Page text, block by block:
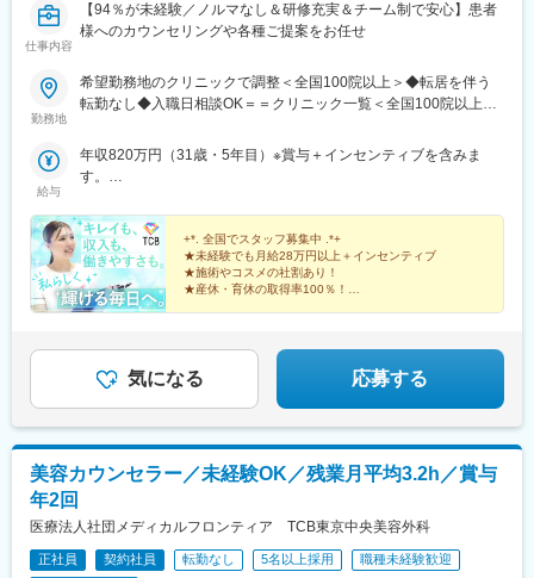
阿部野橋駅、四ツ橋駅、七条駅、四条駅(京都市営)、三宮駅(神戸
新交通)、山陽姫路駅、田中口駅、八丁堀駅(広島県)、高松築港
県)、東比恵駅、鹿児島中央駅、水道町駅、五島町駅、旭橋駅、西
早稲田駅、末広町駅(東京都)、立川南駅、高輪ゲートウェイ駅、九
り駅、三島駅、七ツ屋駅、富山駅、福井城址大名町駅、なんば駅
(南海線)、大阪駅、天王寺駅、西大橋駅、五条駅(京都市営)、京都
駅、はりまや橋駅、旦過駅、高見橋駅、熊本城・市役所前駅、長
崎駅(長崎県)、美栄橋駅
仕事内容
【94％が未経験／ノルマなし＆研修充実＆チーム制で安心】患者
様へのカウンセリングや各種ご提案をお任せ
勤務地
希望勤務地のクリニックで調整＜全国100院以上＞◆転居を伴う
転勤なし◆入職日相談OK＝＝クリニック一覧＜全国100院以上展
岡院、秋田院、山形院、仙台駅前院、福島院、郡山院など【関
東】新宿東口院、池袋駅前院、品川院、秋葉原院、町田院、八王
院、水戸院、つくば院、宇都宮院、高崎院、前橋院など【中部】
名古屋栄院、岐阜院、静岡院、浜松院、三島院、新潟院、金沢
院、福井院、富山院、長野院、松本院、山梨甲府駅前院など【近
畿】大阪駅前院、天王寺院、京都駅前院、奈良院、姫路院、神戸
院、和歌山院、四日市院など【中四国】広島院、福山院、松山
院、高松院、高知院、徳島院、松江院、周南徳山駅ビル院【九
院、鹿児島院、那覇院など※受動喫煙対策あり
給与
年収820万円（31歳・5年目）※賞与＋インセンティブを含みま
す。
す。
+*. 全国でスタッフ募集中 .*+
★未経験でも月給28万円以上＋インセンティブ
★施術やコスメの社割あり！
★産休・育休の取得率100％！
気になる 応募する
美容カウンセラー／未経験OK／残業月平均3.2h／賞与
年2回
医療法人社団メディカルフロンティア TCB東京中央美容外科
正社員 契約社員 転勤なし 5名以上採用
職種未経験歓迎